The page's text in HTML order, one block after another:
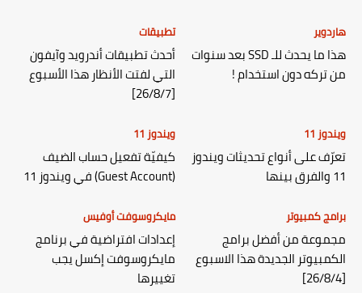
هاردوير
هذا ما يحدث للـ SSD بعد سنوات
من تركه دون استخدام !
تطبيقات
أحدث تطبيقات أندرويد وآيفون
التي لفتت الأنظار هذا الأسبوع
[26/8/7]
ويندوز 11
تعرّف على أنواع تحديثات ويندوز
11 والفرق بينها
ويندوز 11
كيفيّة تفعيل حساب الضيف
(Guest Account) في ويندوز 11
برامج كمبيوتر
مجموعة من أفضل برامج
الكمبيوتر الجديدة هذا الاسبوع
[26/8/4]
مايكروسوفت أوفيس
إعدادات افتراضية في برنامج
مايكروسوفت إكسل يجب
تغييرها